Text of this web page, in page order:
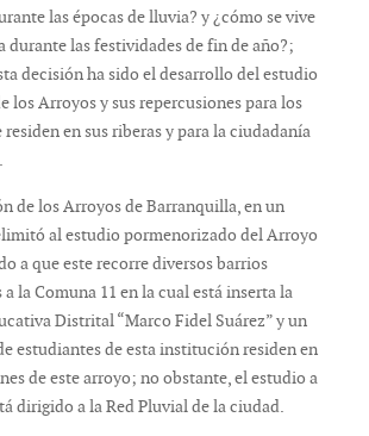
las épocas de lluvia? y ¿cómo se vive
durante las festividades de fin de año?;
decisión ha sido el desarrollo del estudio
los Arroyos y sus repercusiones para los
en sus riberas y para la ciudadanía
de los Arroyos de Barranquilla, en un
al estudio pormenorizado del Arroyo
a que este recorre diversos barrios
la Comuna 11 en la cual está inserta la
Distrital “Marco Fidel Suárez” y un
estudiantes de esta institución residen en
de este arroyo; no obstante, el estudio a
dirigido a la Red Pluvial de la ciudad.